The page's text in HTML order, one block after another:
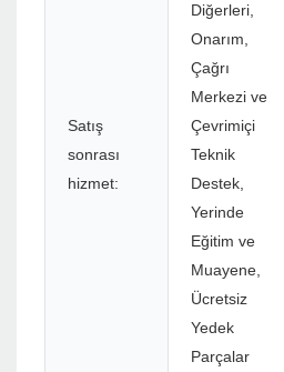
Satış
sonrası
hizmet:
Diğerleri,
Onarım,
Çağrı
Merkezi ve
Çevrimiçi
Teknik
Destek,
Yerinde
Eğitim ve
Muayene,
Ücretsiz
Yedek
Parçalar